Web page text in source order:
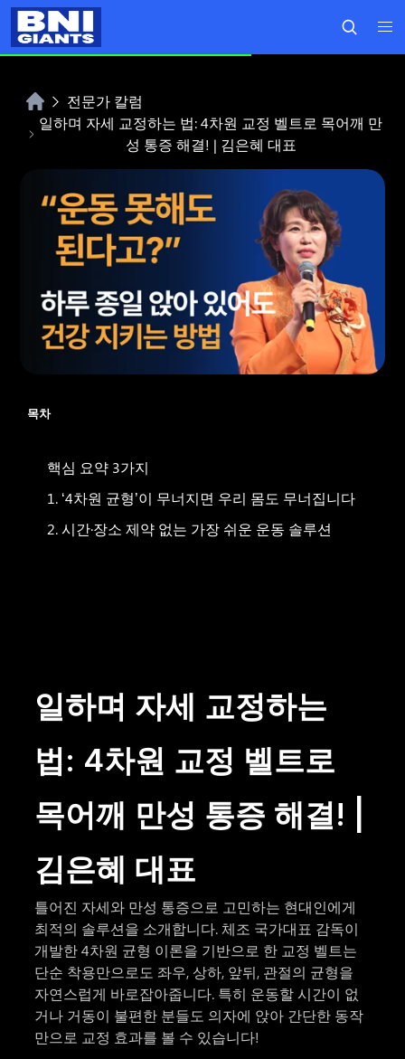
전문가 칼럼
일하며 자세 교정하는 법: 4차원 교정 벨트로 목어깨 만
성 통증 해결! | 김은혜 대표
목차
핵심 요약 3가지
1. ‘4차원 균형’이 무너지면 우리 몸도 무너집니다
2. 시간·장소 제약 없는 가장 쉬운 운동 솔루션
일하며 자세 교정하는
법: 4차원 교정 벨트로
목어깨 만성 통증 해결! |
김은혜 대표
틀어진 자세와 만성 통증으로 고민하는 현대인에게
최적의 솔루션을 소개합니다. 체조 국가대표 감독이
개발한 4차원 균형 이론을 기반으로 한 교정 벨트는
단순 착용만으로도 좌우, 상하, 앞뒤, 관절의 균형을
자연스럽게 바로잡아줍니다. 특히 운동할 시간이 없
거나 거동이 불편한 분들도 의자에 앉아 간단한 동작
만으로 교정 효과를 볼 수 있습니다!